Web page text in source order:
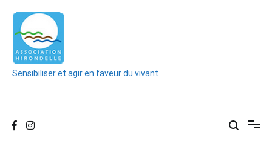
contenu
Sensibiliser et agir en faveur du vivant